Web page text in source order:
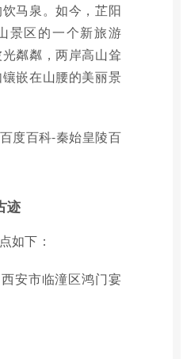
马泉。如今，芷阳
景区的一个新旅游
粼粼，两岸高山耸
嵌在山腰的美丽景
度百科-秦始皇陵百
迹
如下：
安市临潼区鸿门宴